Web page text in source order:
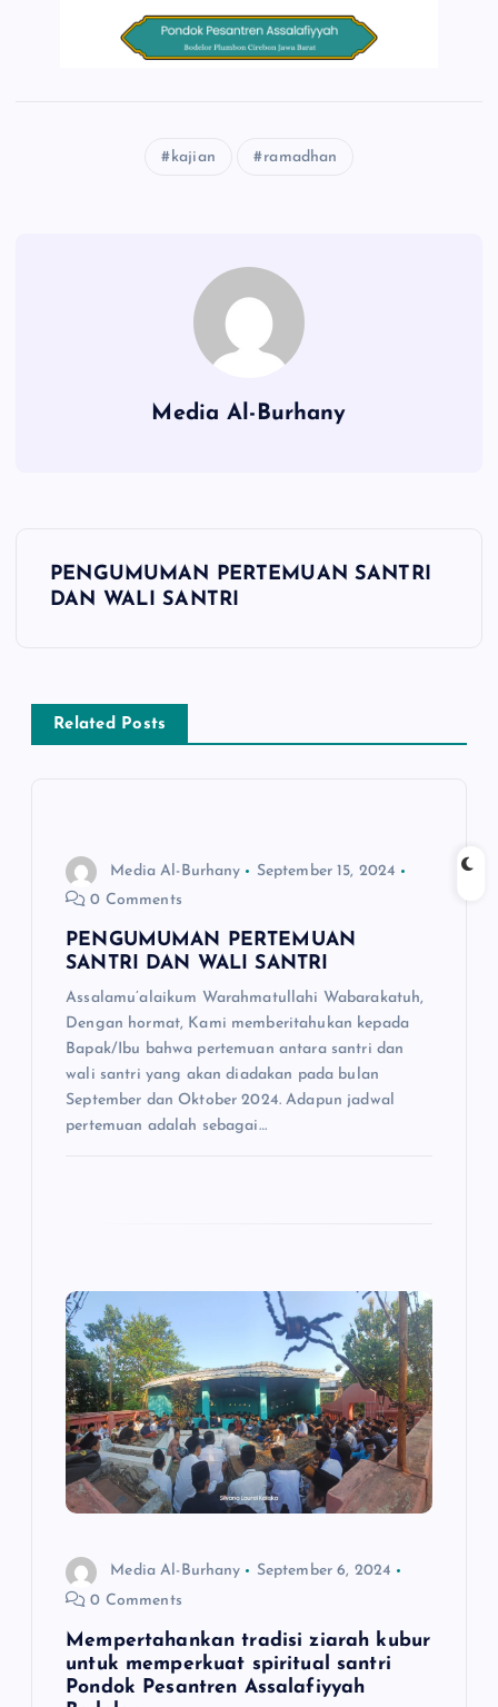
kajian ramadhan
Media Al-Burhany
NPENGUMUMAN PERTEMUAN SANTRI
DAN WALI SANTRI
Related Posts
Media Al-Burhany
September 15, 2024
0 Comments
PENGUMUMAN PERTEMUAN
SANTRI DAN WALI SANTRI
Assalamu’alaikum Warahmatullahi Wabarakatuh,
Dengan hormat, Kami memberitahukan kepada
Bapak/Ibu bahwa pertemuan antara santri dan
wali santri yang akan diadakan pada bulan
September dan Oktober 2024. Adapun jadwal
pertemuan adalah sebagai…
Media Al-Burhany
September 6, 2024
0 Comments
Mempertahankan tradisi ziarah kubur
untuk memperkuat spiritual santri
Pondok Pesantren Assalafiyyah